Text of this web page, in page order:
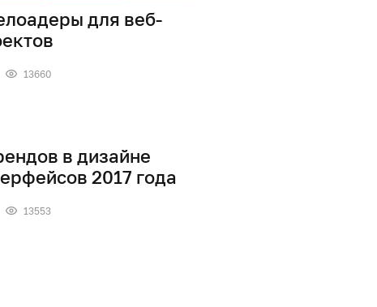
для веб-
13660
в дизайне
2017 года
13553